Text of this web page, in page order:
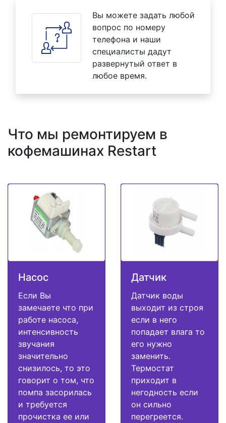
Вы можете задать любой
вопрос по номеру
телефона и наши
специалисты дадут
развернутый ответ в
любое время.
Что мы ремонтируем в
кофемашинах Restart
Насос
Если Вы
замечаете что при
работе насоса,
интенсивность
звучания
значительно
снизилось, то это
говорит о том, что
помпа засорилась
и требуется
прочистка ее или
Датчик
Датчик воды
выходит из строя
если в него
попадает влага то
его нужно
заменить.
Термостат
приходит в
негодность если
он сильно
перегреется.